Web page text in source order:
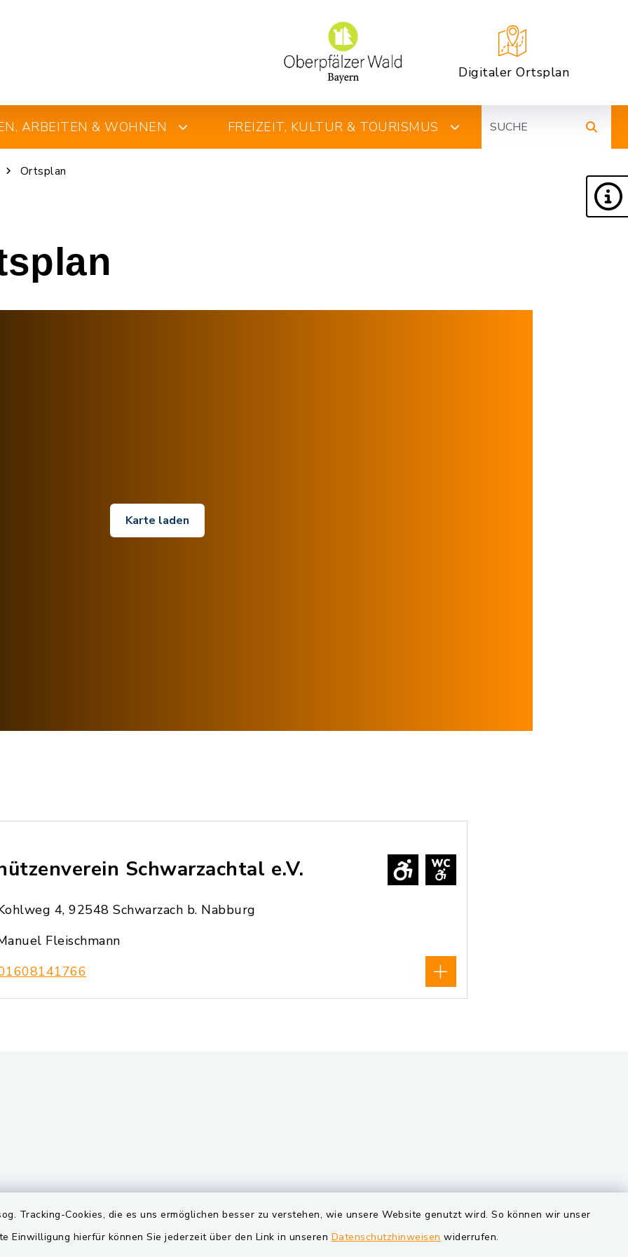
Tracking-Cookies, die es uns ermöglichen besser zu verstehen, wie unsere Website genutzt wird. So können wir unser
Einwilligung hierfür können Sie jederzeit über den Link in unseren Datenschutzhinweisen widerrufen.
Digitaler Ortsplan
ARBEITEN & WOHNEN FREIZEIT, KULTUR & TOURISMUS
Ortsplan
Karte laden
Schwarzachtal e.V.
4, 92548 Schwarzach b. Nabburg
Fleischmann
Quicklinks VG und Gemeinden